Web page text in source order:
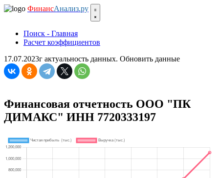
ФинансАнализ.ру
Поиск - Главная
Расчет коэффициентов
17.07.2023г актуальность данных. Обновить данные
Финансовая отчетность ООО "ПК
ДИМАКС" ИНН 7720333197